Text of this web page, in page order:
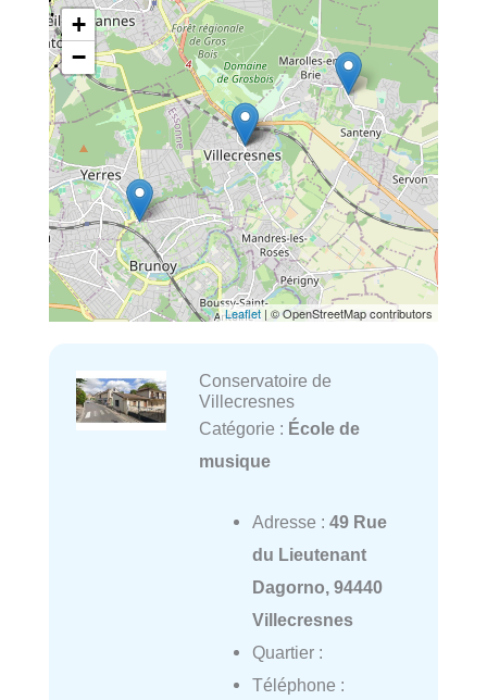
+
−
Leaflet | © OpenStreetMap contributors
Conservatoire de
Villecresnes
Catégorie : École de
musique
Adresse : 49 Rue
du Lieutenant
Dagorno, 94440
Villecresnes
Quartier :
Téléphone :